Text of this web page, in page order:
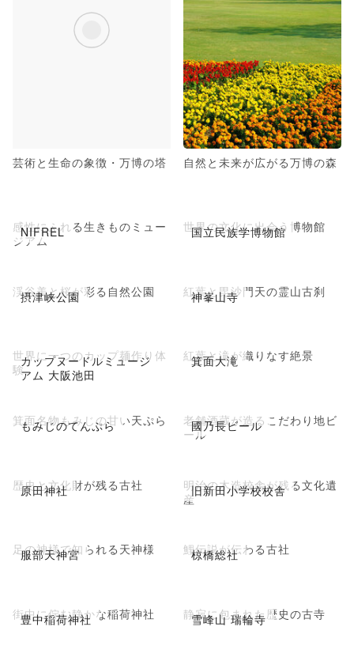
芸術と生命の象徴・万博の塔 自然と未来が広がる万博の森
NIFREL
感性にふれる生きものミュー
ジアム
国立民族学博物館
世界の文化に出会う博物館
摂津峡公園
渓谷美と桜が彩る自然公園 神峯山寺
紅葉と毘沙門天の霊山古刹
カップヌードルミュージ
アム 大阪池田
世界に一つのカップ麺作り体
験
箕面大滝
紅葉と滝が織りなす絶景
もみじのてんぷら
箕面名物もみじの甘い天ぷら 國乃長ビール
老舗酒蔵が造るこだわり地ビ
ール
原田神社
歴史と文化財が残る古社 旧新田小学校校舎
明治の木造校舎が残る文化遺
産
服部天神宮
足の神様で知られる天神様 椋橋総社
鯉伝説が伝わる古社
豊中稲荷神社
街中に佇む静かな稲荷神社 雪峰山 瑞輪寺
静寂に包まれた歴史の古寺